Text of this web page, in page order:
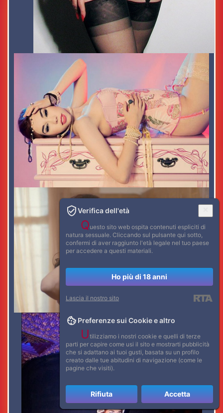
Verifica dell'età
Questo sito web ospita contenuti espliciti di
natura sessuale. Cliccando sul pulsante qui sotto,
confermi di aver raggiunto l'età legale nel tuo paese
per accedere a questi materiali.
Ho più di 18 anni
Lascia il nostro sito
Preferenze sui Cookie e altro
Utilizziamo i nostri cookie e quelli di terze
parti per capire come usi il sito e mostrarti pubblicità
che si adattano ai tuoi gusti, basata su un profilo
creato dalle tue abitudini di navigazione (come le
pagine che visiti).
Rifiuta Accetta